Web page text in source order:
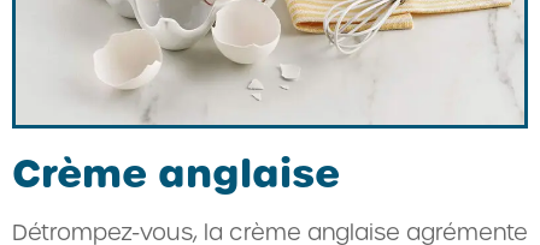
Crème anglaise
Détrompez-vous, la crème anglaise agrémente